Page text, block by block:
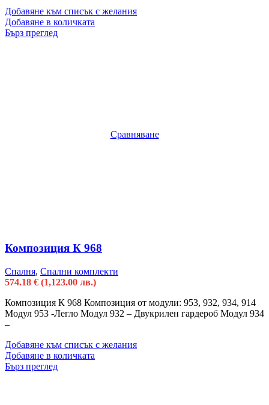
Добавяне към списък с желания
Добавяне в количката
Бърз преглед
Сравняване
Композиция К 968
Спалня, Спални комплекти
574.18 € (1,123.00 лв.)
Композиция К 968 Композиция от модули: 953, 932, 934, 914
Модул 953 -Легло Модул 932 – Двукрилен гардероб Модул 934
–
Добавяне към списък с желания
Добавяне в количката
Бърз преглед